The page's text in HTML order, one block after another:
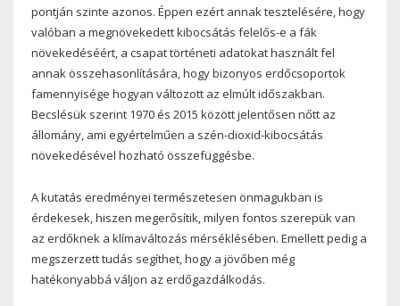
pontján szinte azonos. Éppen ezért annak tesztelésére, hogy
valóban a megnövekedett kibocsátás felelős-e a fák
növekedéséért, a csapat történeti adatokat használt fel
annak összehasonlítására, hogy bizonyos erdőcsoportok
famennyisége hogyan változott az elmúlt időszakban.
Becslésük szerint 1970 és 2015 között jelentősen nőtt az
állomány, ami egyértelműen a szén-dioxid-kibocsátás
növekedésével hozható összefüggésbe.
A kutatás eredményei természetesen önmagukban is
érdekesek, hiszen megerősítik, milyen fontos szerepük van
az erdőknek a klímaváltozás mérséklésében. Emellett pedig a
megszerzett tudás segíthet, hogy a jövőben még
hatékonyabbá váljon az erdőgazdálkodás.